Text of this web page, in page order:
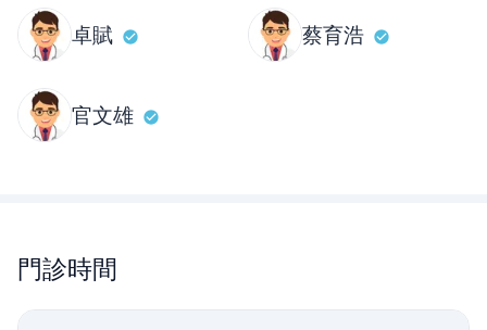
卓賦 蔡育浩
官文雄
門診時間